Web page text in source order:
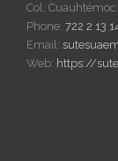
Col. Cuauhtémoc
Phone: 722 2 13
Email:
Web: https://